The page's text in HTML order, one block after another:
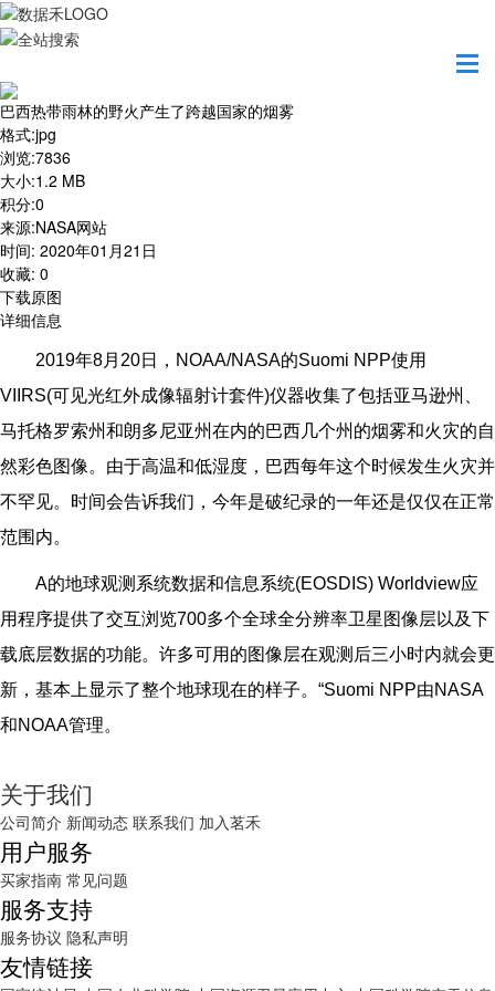
巴西热带雨林的野火产生了跨越国家的烟雾
格式:jpg
浏览:7836
大小:1.2 MB
积分:0
来源:NASA网站
时间: 2020年01月21日
收藏: 0
下载原图
详细信息
2019年8月20日，NOAA/NASA的Suomi NPP使用
VIIRS(可见光红外成像辐射计套件)仪器收集了包括亚马逊州、
马托格罗索州和朗多尼亚州在内的巴西几个州的烟雾和火灾的自
然彩色图像。由于高温和低湿度，巴西每年这个时候发生火灾并
不罕见。时间会告诉我们，今年是破纪录的一年还是仅仅在正常
范围内。
A的地球观测系统数据和信息系统(EOSDIS) Worldview应
用程序提供了交互浏览700多个全球全分辨率卫星图像层以及下
载底层数据的功能。许多可用的图像层在观测后三小时内就会更
新，基本上显示了整个地球现在的样子。“Suomi NPP由NASA
和NOAA管理。
关于我们
公司简介 新闻动态 联系我们 加入茗禾
用户服务
买家指南 常见问题
服务支持
服务协议 隐私声明
友情链接